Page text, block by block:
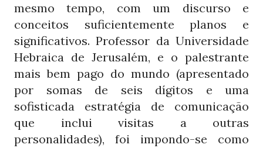
mesmo tempo, com um discurso e
conceitos suficientemente planos e
significativos. Professor da Universidade
Hebraica de Jerusalém, e o palestrante
mais bem pago do mundo (apresentado
por somas de seis dígitos e uma
sofisticada estratégia de comunicação
que inclui visitas a outras
personalidades), foi impondo-se como